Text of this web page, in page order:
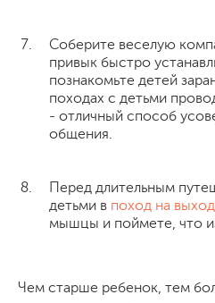
Соберите веселую
привык быстро
познакомьте детей
походах с детьми
- отличный способ
общения.
Перед длительным
детьми в поход на
мышцы и поймете, что
Чем старше ребенок, тем